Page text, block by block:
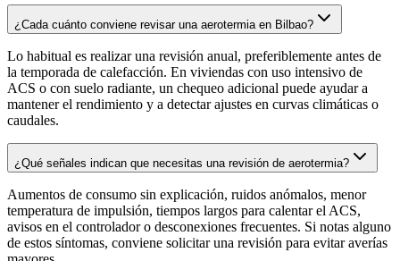
¿Cada cuánto conviene revisar una aerotermia en Bilbao?
Lo habitual es realizar una revisión anual, preferiblemente antes de
la temporada de calefacción. En viviendas con uso intensivo de
ACS o con suelo radiante, un chequeo adicional puede ayudar a
mantener el rendimiento y a detectar ajustes en curvas climáticas o
caudales.
¿Qué señales indican que necesitas una revisión de aerotermia?
Aumentos de consumo sin explicación, ruidos anómalos, menor
temperatura de impulsión, tiempos largos para calentar el ACS,
avisos en el controlador o desconexiones frecuentes. Si notas alguno
de estos síntomas, conviene solicitar una revisión para evitar averías